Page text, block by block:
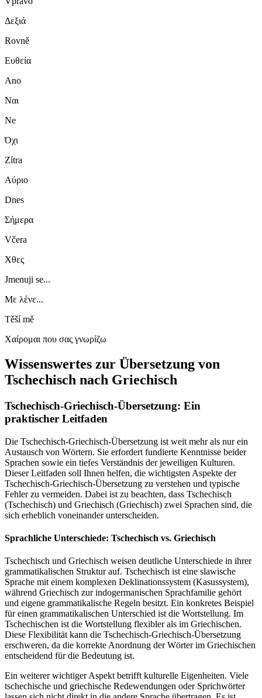
Δεξιά
Rovně
Ευθεία
Ano
Ναι
Ne
Όχι
Zítra
Αύριο
Dnes
Σήμερα
Včera
Χθες
Jmenuji se...
Με λένε...
Těší mě
Χαίρομαι που σας γνωρίζω
Wissenswertes zur Übersetzung von
Tschechisch nach Griechisch
Tschechisch-Griechisch-Übersetzung: Ein
praktischer Leitfaden
Die Tschechisch-Griechisch-Übersetzung ist weit mehr als nur ein
Austausch von Wörtern. Sie erfordert fundierte Kenntnisse beider
Sprachen sowie ein tiefes Verständnis der jeweiligen Kulturen.
Dieser Leitfaden soll Ihnen helfen, die wichtigsten Aspekte der
Tschechisch-Griechisch-Übersetzung zu verstehen und typische
Fehler zu vermeiden. Dabei ist zu beachten, dass Tschechisch
(Tschechisch) und Griechisch (Griechisch) zwei Sprachen sind, die
sich erheblich voneinander unterscheiden.
Sprachliche Unterschiede: Tschechisch vs. Griechisch
Tschechisch und Griechisch weisen deutliche Unterschiede in ihrer
grammatikalischen Struktur auf. Tschechisch ist eine slawische
Sprache mit einem komplexen Deklinationssystem (Kasussystem),
während Griechisch zur indogermanischen Sprachfamilie gehört
und eigene grammatikalische Regeln besitzt. Ein konkretes Beispiel
für einen grammatikalischen Unterschied ist die Wortstellung. Im
Tschechischen ist die Wortstellung flexibler als im Griechischen.
Diese Flexibilität kann die Tschechisch-Griechisch-Übersetzung
erschweren, da die korrekte Anordnung der Wörter im Griechischen
entscheidend für die Bedeutung ist.
Ein weiterer wichtiger Aspekt betrifft kulturelle Eigenheiten. Viele
tschechische und griechische Redewendungen oder Sprichwörter